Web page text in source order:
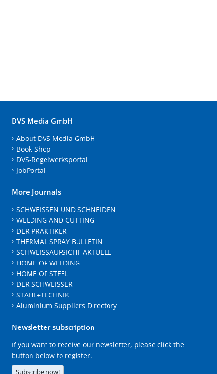
DVS Media GmbH
About DVS Media GmbH
Book-Shop
DVS-Regelwerksportal
JobPortal
More Journals
SCHWEISSEN UND SCHNEIDEN
WELDING AND CUTTING
DER PRAKTIKER
THERMAL SPRAY BULLETIN
SCHWEISSAUFSICHT AKTUELL
HOME OF WELDING
HOME OF STEEL
DER SCHWEISSER
STAHL+TECHNIK
Aluminium Suppliers Directory
Newsletter subscription
If you want to receive our newsletter, please click the
button below to register.
Subscribe now!